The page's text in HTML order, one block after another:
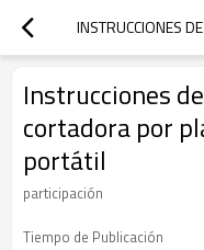
Instrucciones
cortadora por
portátil
participación
Tiempo de Publicación